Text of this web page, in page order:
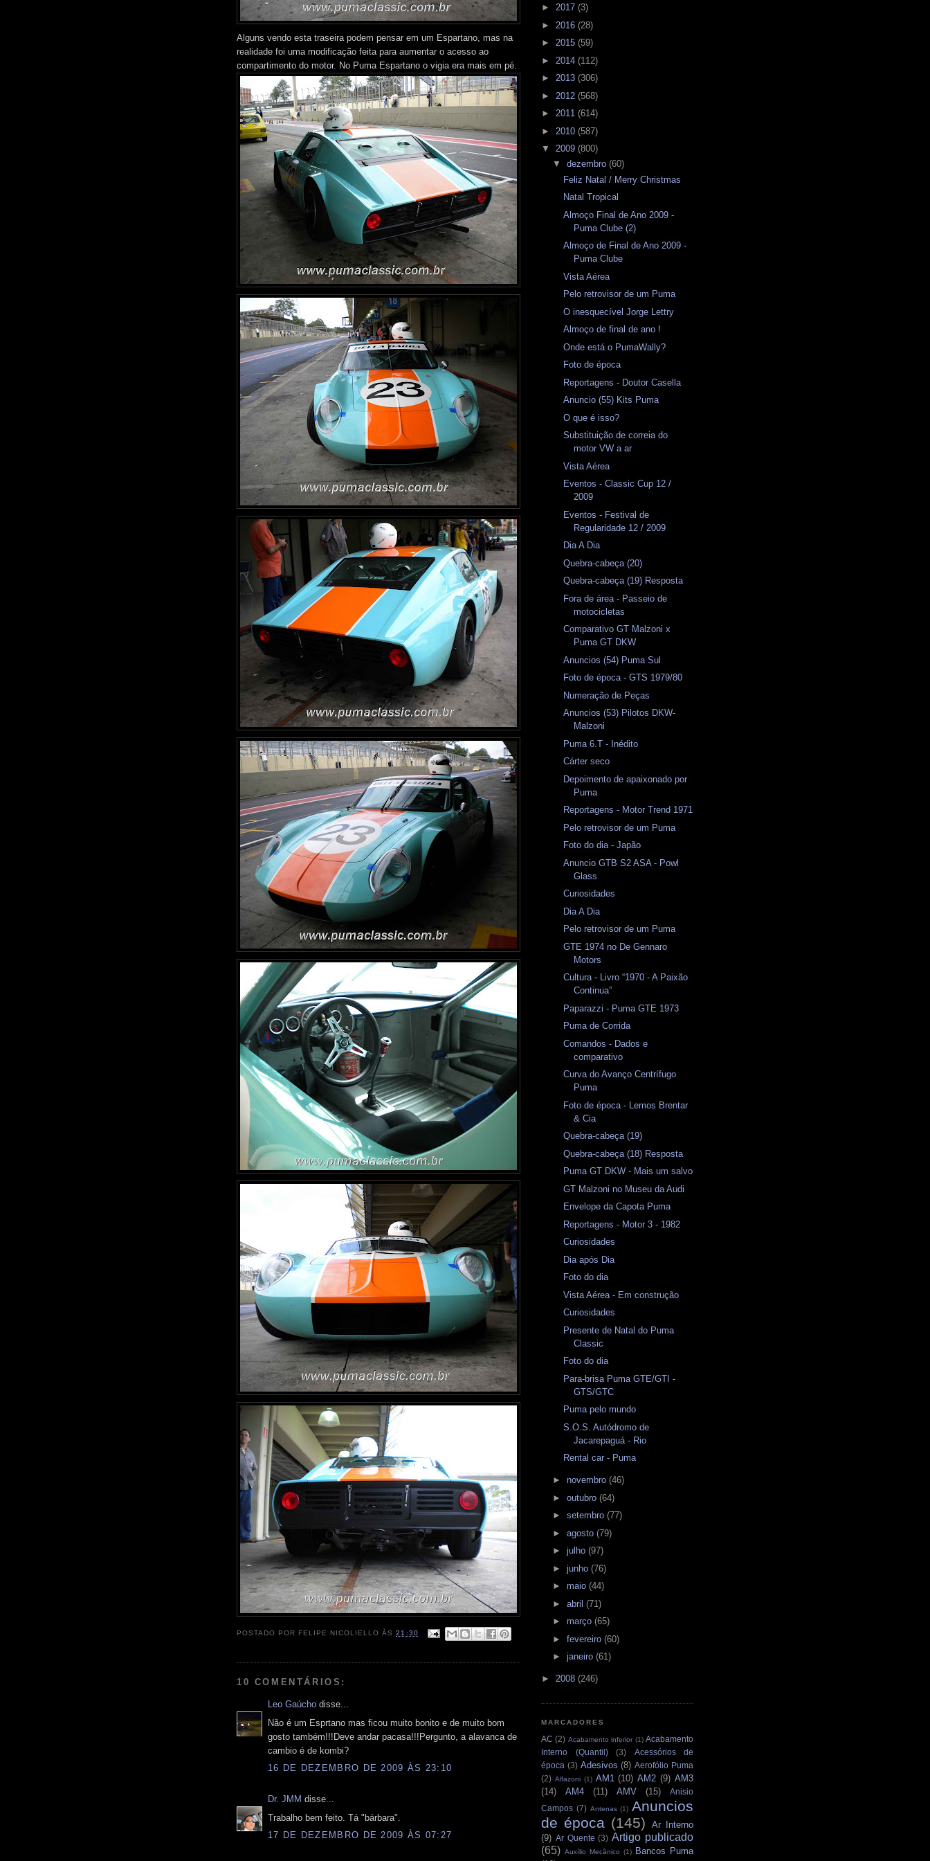
Alguns vendo esta traseira podem pensar em um Espartano, mas na
realidade foi uma modificação feita para aumentar o acesso ao
compartimento do motor. No Puma Espartano o vigia era mais em pé.
POSTADO POR FELIPE NICOLIELLO ÀS21:30
10 COMENTÁRIOS:
Leo Gaúcho disse...
Não é um Esprtano mas ficou muito bonito e de muito bom
gosto também!!!Deve andar pacasa!!!Pergunto, a alavanca de
cambio é de kombi?
16 DE DEZEMBRO DE 2009 ÀS 23:10
Dr. JMM disse...
Trabalho bem feito. Tá "bárbara".
17 DE DEZEMBRO DE 2009 ÀS 07:27
► 2017 (3)
► 2016 (28)
► 2015 (59)
► 2014 (112)
► 2013 (306)
► 2012 (568)
► 2011 (614)
► 2010 (587)
▼ 2009 (800)
▼ dezembro (60)
Feliz Natal / Merry Christmas
Natal Tropical
Almoço Final de Ano 2009 -
Puma Clube (2)
Almoço de Final de Ano 2009 -
Puma Clube
Vista Aérea
Pelo retrovisor de um Puma
O inesquecível Jorge Lettry
Almoço de final de ano !
Onde está o PumaWally?
Foto de época
Reportagens - Doutor Casella
Anuncio (55) Kits Puma
O que é isso?
Substituição de correia do
motor VW a ar
Vista Aérea
Eventos - Classic Cup 12 /
2009
Eventos - Festival de
Regularidade 12 / 2009
Dia A Dia
Quebra-cabeça (20)
Quebra-cabeça (19) Resposta
Fora de área - Passeio de
motocicletas
Comparativo GT Malzoni x
Puma GT DKW
Anuncios (54) Puma Sul
Foto de época - GTS 1979/80
Numeração de Peças
Anuncios (53) Pilotos DKW-
Malzoni
Puma 6.T - Inédito
Cárter seco
Depoimento de apaixonado por
Puma
Reportagens - Motor Trend 1971
Pelo retrovisor de um Puma
Foto do dia - Japão
Anuncio GTB S2 ASA - Powl
Glass
Curiosidades
Dia A Dia
Pelo retrovisor de um Puma
GTE 1974 no De Gennaro
Motors
Cultura - Livro “1970 - A Paixão
Continua”
Paparazzi - Puma GTE 1973
Puma de Corrida
Comandos - Dados e
comparativo
Curva do Avanço Centrífugo
Puma
Foto de época - Lemos Brentar
& Cia
Quebra-cabeça (19)
Quebra-cabeça (18) Resposta
Puma GT DKW - Mais um salvo
GT Malzoni no Museu da Audi
Envelope da Capota Puma
Reportagens - Motor 3 - 1982
Curiosidades
Dia após Dia
Foto do dia
Vista Aérea - Em construção
Curiosidades
Presente de Natal do Puma
Classic
Foto do dia
Para-brisa Puma GTE/GTI -
GTS/GTC
Puma pelo mundo
S.O.S. Autódromo de
Jacarepaguá - Rio
Rental car - Puma
► novembro (46)
► outubro (64)
► setembro (77)
► agosto (79)
► julho (97)
► junho (76)
► maio (44)
► abril (71)
► março (65)
► fevereiro (60)
► janeiro (61)
► 2008 (246)
MARCADORES
AC (2) Acabamento inferior (1) Acabamento
Interno (Quantil)
(3)
Acessórios de
época (3) Adesivos (8) Aerofólio Puma
(2) Alfazoni (1) AM1 (10) AM2 (9) AM3
(14)
AM4 (11) AMV (15)
Anisio
Campos (7) Antenas (1) Anuncios
de época (145)
Ar Interno
(9) Ar Quente (3) Artigo publicado
(65) Auxílio Mecânico (1)
Bancos Puma